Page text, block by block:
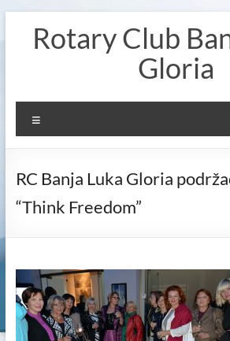
contentRotary Club
Gloria
RC Banja Luka Gloria
“Think Freedom”